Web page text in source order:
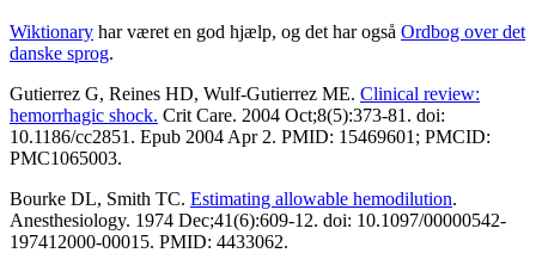
Wiktionary har været en god hjælp, og det har også Ordbog over det
danske sprog.
Gutierrez G, Reines HD, Wulf-Gutierrez ME. Clinical review:
hemorrhagic shock. Crit Care. 2004 Oct;8(5):373-81. doi:
10.1186/cc2851. Epub 2004 Apr 2. PMID: 15469601; PMCID:
PMC1065003.
Bourke DL, Smith TC. Estimating allowable hemodilution.
Anesthesiology. 1974 Dec;41(6):609-12. doi: 10.1097/00000542-
197412000-00015. PMID: 4433062.